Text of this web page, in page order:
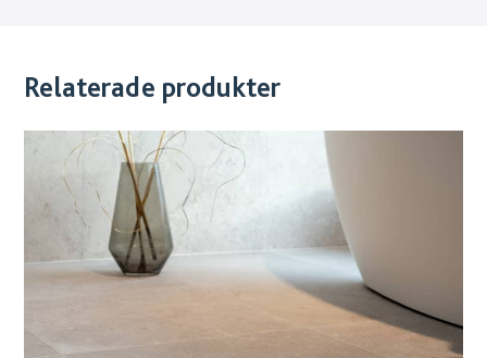
Relaterade produkter